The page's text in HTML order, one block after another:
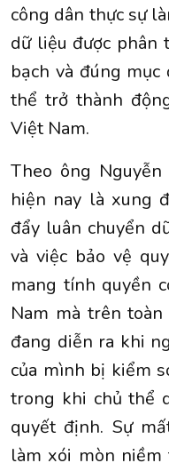
công dân thực sự
dữ liệu được phân
bạch và đúng
thể trở thành
Việt Nam.
Theo ông
hiện nay là xung
đẩy luân chuyển
và việc bảo vệ
mang tính quyền
Nam mà trên
đang diễn ra khi
của mình bị kiểm
trong khi chủ thể
quyết định. Sự
làm xói mòn